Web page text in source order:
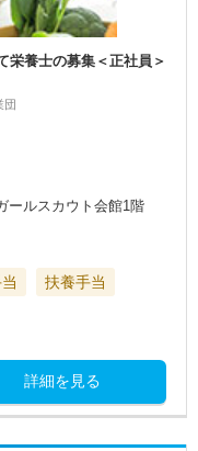
栄養士の募集＜正社員＞
団
ルスカウト会館1階
扶養手当
詳細を見る